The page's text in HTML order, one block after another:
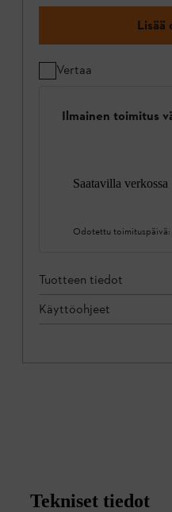
Lisää
Vertaa
Ilmainen toimitus
Saatavilla verkossa
Odotettu toimituspäivä:
Tuotteen tiedot
Käyttöohjeet
Tekniset tiedot